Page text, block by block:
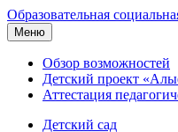
Образовательная
Меню
Обзор возможностей
Детский проект
Аттестация
Детский сад